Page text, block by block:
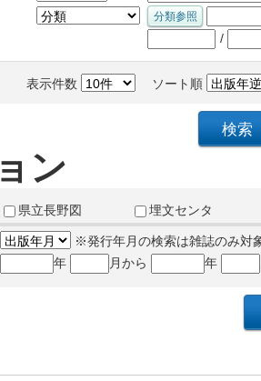
/
表示件数 ソート順
ン
県立長野図
埋文センタ
※発行年月の検索は雑誌のみ対
年
月から 年